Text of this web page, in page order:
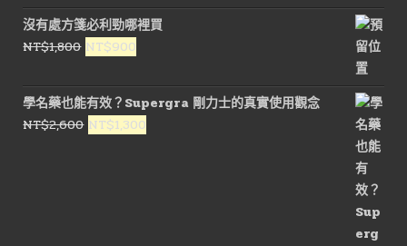
價
格：
NT$1,600。
價
格：
NT$800。
沒有處方箋必利勁哪裡買
NT$1,800 原
價
格：
NT$1,800。
NT$900
價
格：
NT$900。
學名藥也能有效？Supergra 剛力士的真實使用觀念
NT$2,600 原
NT$1,300